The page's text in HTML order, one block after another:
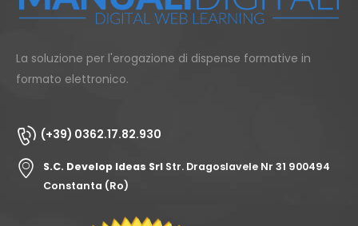
La soluzione per l'erogazione di dispense formative in
formato elettronico.
(+39) 0362.17.82.930
S.C. Develop Ideas Srl Str. Dragoslavele Nr 31 900494
Constanta (Ro)